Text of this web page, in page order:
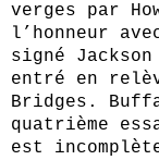
verges par
l’honneur
signé
entré en
Bridges.
quatrième
est